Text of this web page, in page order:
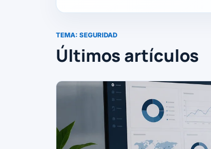
TEMA: SEGURIDAD
Últimos artículos